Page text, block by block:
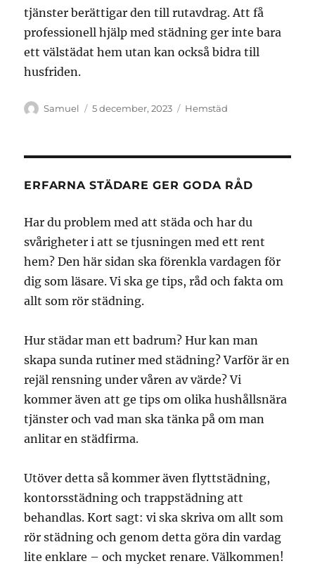
tjänster berättigar den till rutavdrag. Att få
professionell hjälp med städning ger inte bara
ett välstädat hem utan kan också bidra till
husfriden.
Författare
Samuel
Publicerat
5 december, 2023 Kategorier
Hemstäd
ERFARNA STÄDARE GER GODA RÅD
Har du problem med att städa och har du
svårigheter i att se tjusningen med ett rent
hem? Den här sidan ska förenkla vardagen för
dig som läsare. Vi ska ge tips, råd och fakta om
allt som rör städning.
Hur städar man ett badrum? Hur kan man
skapa sunda rutiner med städning? Varför är en
rejäl rensning under våren av värde? Vi
kommer även att ge tips om olika hushållsnära
tjänster och vad man ska tänka på om man
anlitar en städfirma.
Utöver detta så kommer även flyttstädning,
kontorsstädning och trappstädning att
behandlas. Kort sagt: vi ska skriva om allt som
rör städning och genom detta göra din vardag
lite enklare – och mycket renare. Välkommen!